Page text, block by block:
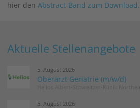
hier den Abstract-Band zum Download.
Aktuelle Stellenangebote
5. August 2026
Oberarzt Geriatrie (m/w/d)
5. August 2026